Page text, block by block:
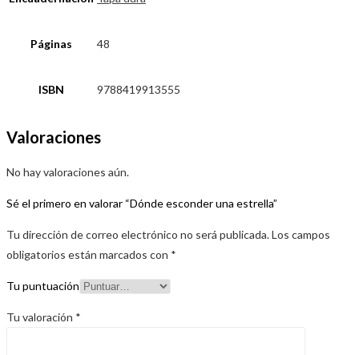
Páginas 48
ISBN 9788419913555
Valoraciones
No hay valoraciones aún.
Sé el primero en valorar “Dónde esconder una estrella”
Tu dirección de correo electrónico no será publicada.Los campos
obligatorios están marcados con *
Tu puntuación
Tu valoración *